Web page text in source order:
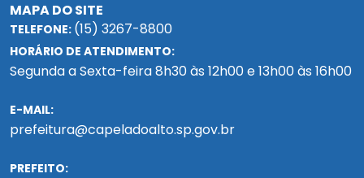
MAPA DO SITE
TELEFONE: (15) 3267-8800
HORÁRIO DE ATENDIMENTO:
Segunda a Sexta-feira 8h30 às 12h00 e 13h00 às 16h00
E-MAIL:
prefeitura@capeladoalto.sp.gov.br
PREFEITO: